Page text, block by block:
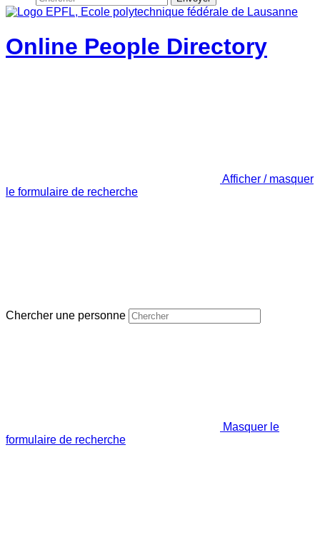
Online People Directory
Afficher / masquer
le formulaire de recherche
Chercher une personne
Masquer le
formulaire de recherche